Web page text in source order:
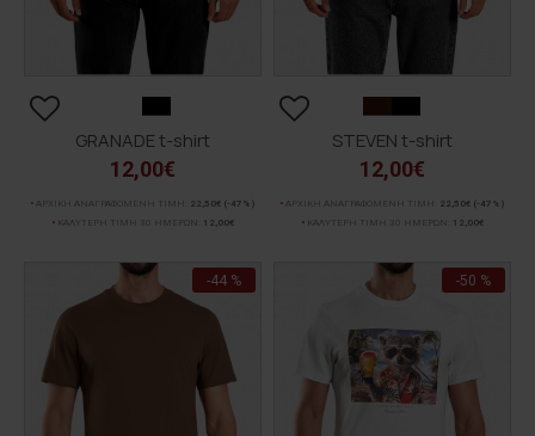
GRANADE t-shirt
12,00€
ΑΡΧΙΚΗ ΑΝΑΓΡΑΦΟΜΕΝΗ ΤΙΜΗ: 22,50€ (-47%)
ΚΑΛΥΤΕΡΗ ΤΙΜΗ 30 ΗΜΕΡΩΝ:
12,00€
STEVEN t-shirt
12,00€
ΑΡΧΙΚΗ ΑΝΑΓΡΑΦΟΜΕΝΗ ΤΙΜΗ: 22,50€ (-47%)
ΚΑΛΥΤΕΡΗ ΤΙΜΗ 30 ΗΜΕΡΩΝ:
12,00€
-44 % -50 %